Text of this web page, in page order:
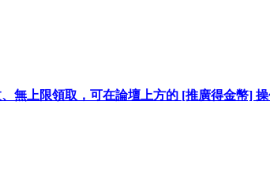
無上限領取，可在論壇上方的 [推廣得金幣]